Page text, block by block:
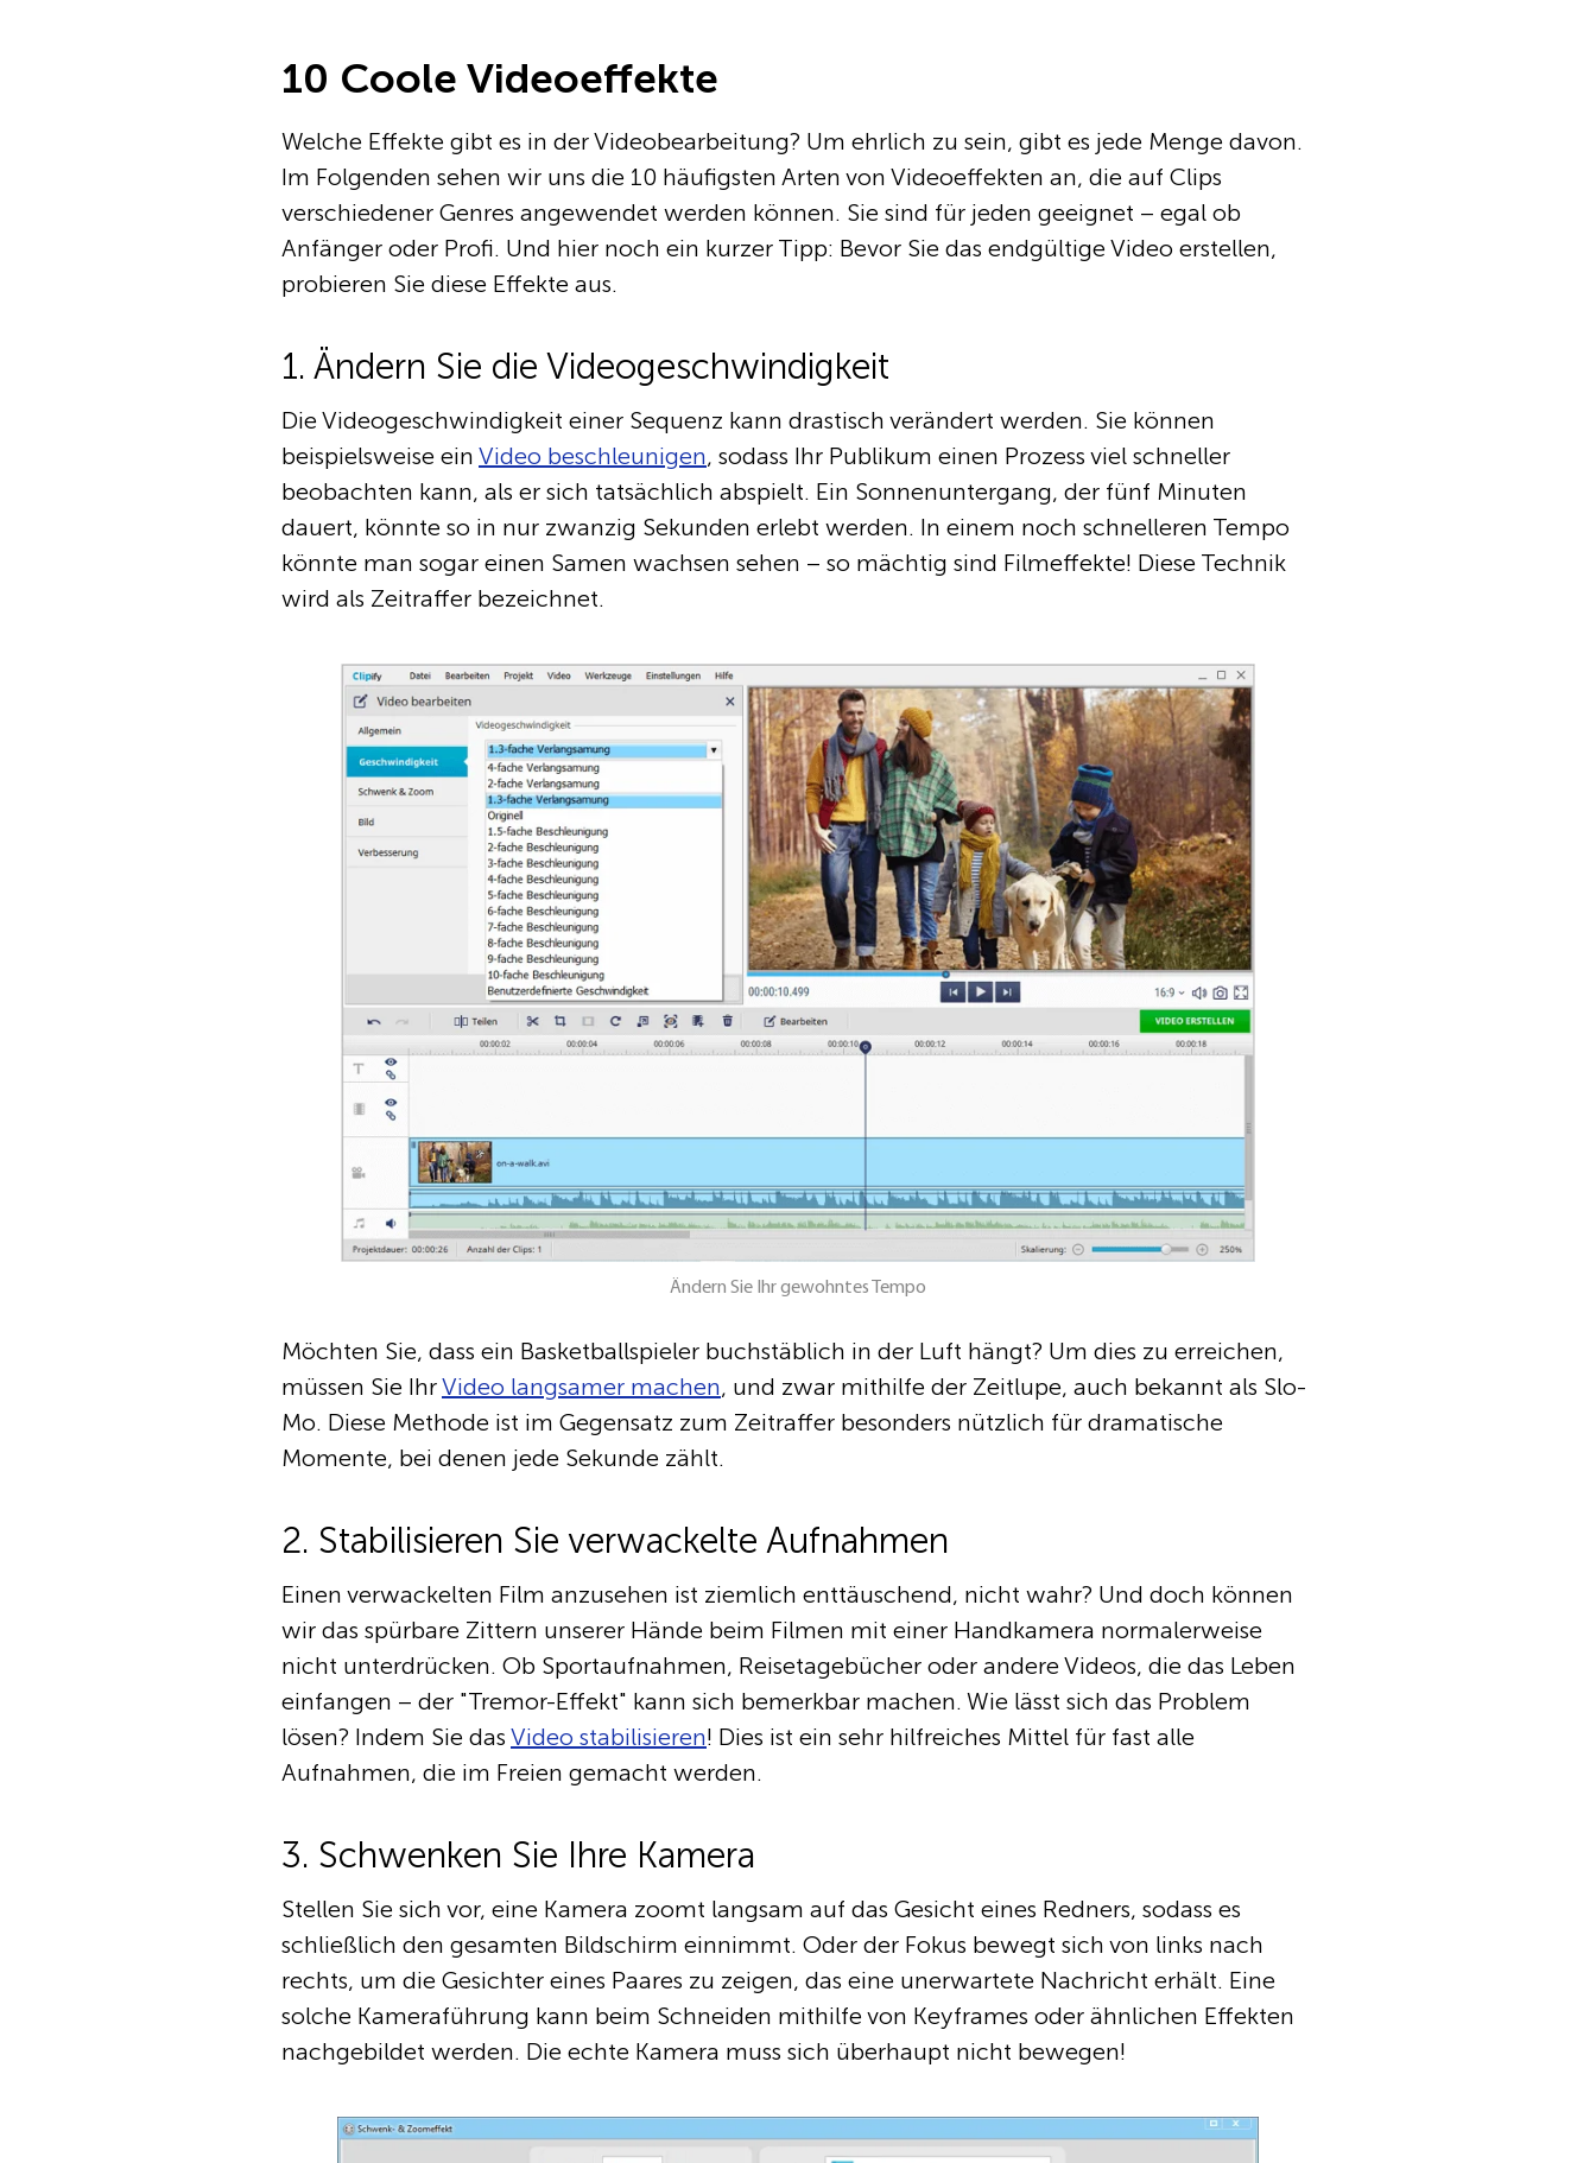
10 Coole Videoeffekte
Welche Effekte gibt es in der Videobearbeitung? Um ehrlich zu sein, gibt es jede Menge davon.
Im Folgenden sehen wir uns die 10 häufigsten Arten von Videoeffekten an, die auf Clips
verschiedener Genres angewendet werden können. Sie sind für jeden geeignet – egal ob
Anfänger oder Profi. Und hier noch ein kurzer Tipp: Bevor Sie das endgültige Video erstellen,
probieren Sie diese Effekte aus.
1. Ändern Sie die Videogeschwindigkeit
Die Videogeschwindigkeit einer Sequenz kann drastisch verändert werden. Sie können
beispielsweise ein Video beschleunigen, sodass Ihr Publikum einen Prozess viel schneller
beobachten kann, als er sich tatsächlich abspielt. Ein Sonnenuntergang, der fünf Minuten
dauert, könnte so in nur zwanzig Sekunden erlebt werden. In einem noch schnelleren Tempo
könnte man sogar einen Samen wachsen sehen – so mächtig sind Filmeffekte! Diese Technik
wird als Zeitraffer bezeichnet.
Ändern Sie Ihr gewohntes Tempo
Möchten Sie, dass ein Basketballspieler buchstäblich in der Luft hängt? Um dies zu erreichen,
müssen Sie IhrVideo langsamer machen, und zwar mithilfe der Zeitlupe, auch bekannt als Slo-
Mo. Diese Methode ist im Gegensatz zum Zeitraffer besonders nützlich für dramatische
Momente, bei denen jede Sekunde zählt.
2. Stabilisieren Sie verwackelte Aufnahmen
Einen verwackelten Film anzusehen ist ziemlich enttäuschend, nicht wahr? Und doch können
wir das spürbare Zittern unserer Hände beim Filmen mit einer Handkamera normalerweise
nicht unterdrücken. Ob Sportaufnahmen, Reisetagebücher oder andere Videos, die das Leben
einfangen – der "Tremor-Effekt" kann sich bemerkbar machen. Wie lässt sich das Problem
lösen? Indem Sie das Video stabilisieren! Dies ist ein sehr hilfreiches Mittel für fast alle
Aufnahmen, die im Freien gemacht werden.
3. Schwenken Sie Ihre Kamera
Stellen Sie sich vor, eine Kamera zoomt langsam auf das Gesicht eines Redners, sodass es
schließlich den gesamten Bildschirm einnimmt. Oder der Fokus bewegt sich von links nach
rechts, um die Gesichter eines Paares zu zeigen, das eine unerwartete Nachricht erhält. Eine
solche Kameraführung kann beim Schneiden mithilfe von Keyframes oder ähnlichen Effekten
nachgebildet werden. Die echte Kamera muss sich überhaupt nicht bewegen!